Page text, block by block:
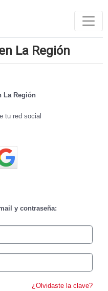
La Región
La Región
tu red social
sesión
y contraseña:
¿Olvidaste la clave?